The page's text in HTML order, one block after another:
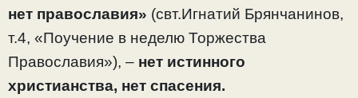
нет православия» (свт.Игнатий Брянчанинов,
т.4, «Поучение в неделю Торжества
Православия»), – нет истинного
христианства, нет спасения.